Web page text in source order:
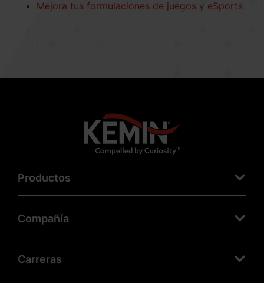
Mejora tus formulaciones de juegos y eSports
Productos
Compañía
Carreras